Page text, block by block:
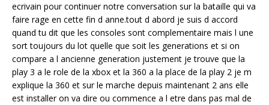
ecrivain pour continuer notre conversation sur la bataille qui va
faire rage en cette fin d anne.tout d abord je suis d accord
quand tu dit que les consoles sont complementaire mais l une
sort toujours du lot quelle que soit les generations et si on
compare a l ancienne generation justement je trouve que la
play 3 a le role de la xbox et la 360 a la place de la play 2 je m
explique la 360 et sur le marche depuis maintenant 2 ans elle
est installer on va dire ou commence a l etre dans pas mal de